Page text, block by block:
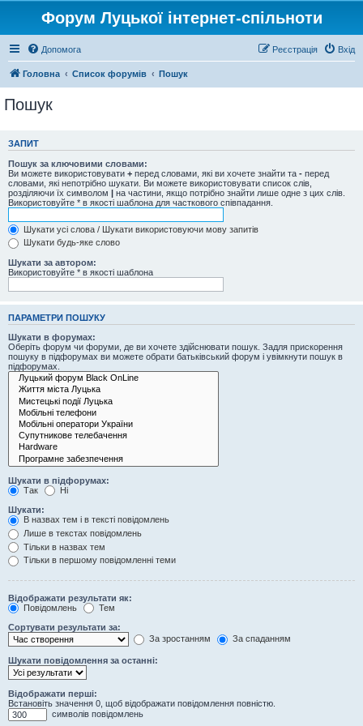
Форум Луцької інтернет-спільноти
Допомога Вхід
Реєстрація
Головна Список форумів Пошук
Пошук
ЗАПИТ
Пошук за ключовими словами:
Ви можете використовувати + перед словами, які ви хочете знайти та - перед
словами, які непотрібно шукати. Ви можете використовувати список слів,
розділяючи їх символом | на частини, якщо потрібно знайти лише одне з цих слів.
Використовуйте * в якості шаблона для часткового співпадання.
Шукати усі слова / Шукати використовуючи мову запитів
Шукати будь-яке слово
Шукати за автором:
Використовуйте * в якості шаблона
ПАРАМЕТРИ ПОШУКУ
Шукати в форумах:
Оберіть форум чи форуми, де ви хочете здійснювати пошук. Задля прискорення
пошуку в підфорумах ви можете обрати батьківський форум і увімкнути пошук в
підфорумах.
Шукати в підфорумах:
Так
Ні
Шукати:
В назвах тем і в тексті повідомлень
Лише в текстах повідомлень
Тільки в назвах тем
Тільки в першому повідомленні теми
Відображати результати як:
Повідомлень
Тем
Сортувати результати за:
За зростанням
За спаданням
Шукати повідомлення за останні:
Відображати перші:
Встановіть значення 0, щоб відображати повідомлення повністю.
символів повідомлень